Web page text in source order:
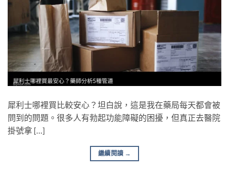
犀利士哪裡買比較安心？坦白說，這是我在藥局每天都會被
問到的問題。很多人有勃起功能障礙的困擾，但真正去醫院
掛號拿 […]
繼續閱讀 →